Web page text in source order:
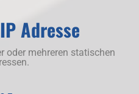
Adresse
oder mehreren statischen